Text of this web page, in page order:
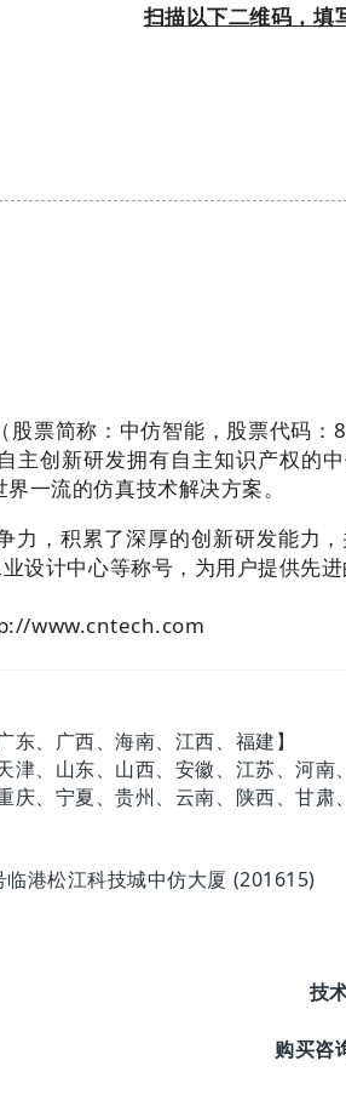
扫描以下二维码，填
票简称： 中仿智能，股票代码：
主创新研发拥有自主知识产权的
一流的仿真技术解决方案。
力，积累了深厚的创新研发能力
设计中心等称号，为用户提供先
www.cntech.com
、广西、海南、江西、福建】
、山东、山西、安徽、江苏、河南
、宁夏、贵州、云南、陕西、甘肃
港松江科技城中仿大厦 (201615)
技
购买咨